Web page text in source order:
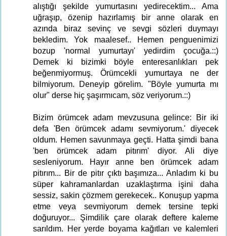
alıştığı şekilde yumurtasını yedirecektim... Ama
uğraşıp, özenip hazırlamış bir anne olarak en
azında biraz sevinç ve sevgi sözleri duymayı
bekledim. Yok maalesef.. Hemen penguenimizi
bozup 'normal yumurtayı' yedirdim çocuğa.::)
Demek ki bizimki böyle enteresanlıkları pek
beğenmiyormuş. Örümcekli yumurtaya ne der
bilmiyorum. Deneyip görelim. "Böyle yumurta mı
olur" derse hiç şaşırmıcam, söz veriyorum.::)
Bizim örümcek adam mevzusuna gelince: Bir iki
defa 'Ben örümcek adamı sevmiyorum.' diyecek
oldum. Hemen savunmaya geçti. Hatta şimdi bana
'ben örümcek adam pitırım' diyor. Ali diye
sesleniyorum. Hayır anne ben örümcek adam
pitırım... Bir de pitır çıktı başımıza... Anladım ki bu
süper kahramanlardan uzaklaştırma işini daha
sessiz, sakin çözmem gerekecek.. Konuşup yapma
etme veya sevmiyorum demek tersine tepki
doğuruyor... Şimdilik çare olarak deftere kaleme
sarıldım. Her yerde boyama kağıtları ve kalemleri